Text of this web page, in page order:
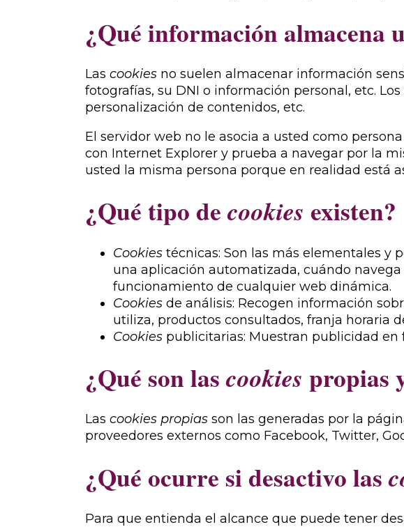
¿Qué información almacena
Las cookies no suelen almacenar información
fotografías, su DNI o información personal, etc.
personalización de contenidos, etc.
El servidor web no le asocia a usted como
con Internet Explorer y prueba a navegar por la
usted la misma persona porque en realidad está
¿Qué tipo decookies existen?
Cookies técnicas: Son las más elementales y
una aplicación automatizada, cuándo
funcionamiento de cualquier web dinámica.
Cookies de análisis: Recogen información
utiliza, productos consultados, franja horaria
Cookies publicitarias: Muestran publicidad en
¿Qué son lascookies propias
Las cookies propias son las generadas por la
proveedores externos como Facebook, Twitter,
¿Qué ocurre si desactivo las
Para que entienda el alcance que puede tener